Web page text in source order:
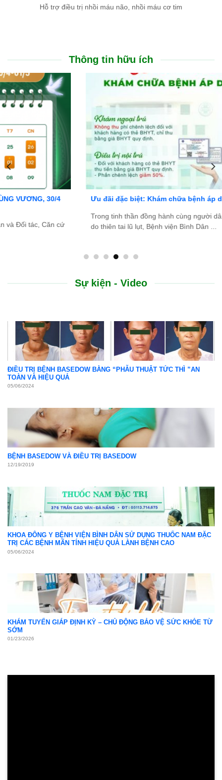
Hỗ trợ điều trị nhồi máu não, nhồi máu cơ tim
Thông tin hữu ích
Ưu đãi đặc biệt: Khám chữa bệnh áp dụng BHYT
Trong tinh thần đồng hành cùng người dân vượt qua khó khăn
do thiên tai lũ lụt, Bệnh viện Bình Dân ...
Sự kiện - Video
ĐIỀU TRỊ BỆNH BASEDOW BẰNG “PHẪU THUẬT TỨC THÌ ”AN
TOÀN VÀ HIỆU QUẢ
05/06/2024
BỆNH BASEDOW VÀ ĐIỀU TRỊ BASEDOW
12/19/2019
KHOA ĐÔNG Y BỆNH VIỆN BÌNH DÂN SỬ DỤNG THUỐC NAM ĐẶC
TRỊ CÁC BỆNH MÃN TÍNH HIỆU QUẢ LÀNH BỆNH CAO
05/06/2024
KHÁM TUYẾN GIÁP ĐỊNH KỲ – CHỦ ĐỘNG BẢO VỆ SỨC KHỎE TỪ
SỚM
01/23/2026